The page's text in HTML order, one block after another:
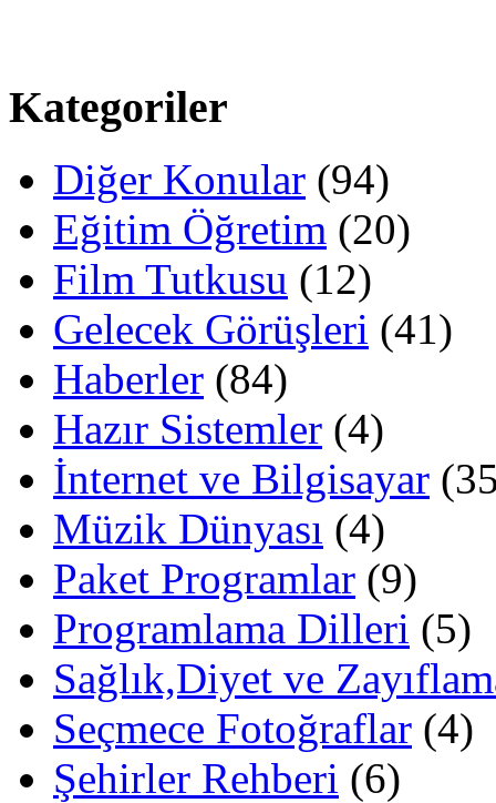
Kategoriler
Diğer Konular (94)
Eğitim Öğretim (20)
Film Tutkusu (12)
Gelecek Görüşleri (41)
Haberler (84)
Hazır Sistemler (4)
İnternet ve Bilgisayar
Müzik Dünyası (4)
Paket Programlar (9)
Programlama Dilleri (5)
Sağlık,Diyet ve
Seçmece Fotoğraflar (4)
Şehirler Rehberi (6)